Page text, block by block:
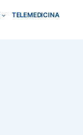
TELEMEDICINA